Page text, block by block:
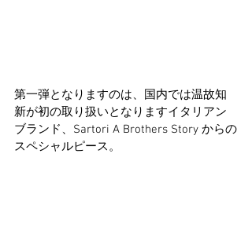
第一弾となりますのは、国内では温故知
新が初の取り扱いとなりますイタリアン
ブランド、Sartori A Brothers Story からの
スペシャルピース。